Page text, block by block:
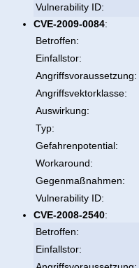
Vulnerability ID:
CVE-2009-0084:
Betroffen:
Einfallstor:
Angriffsvoraussetzung:
Angriffsvektorklasse:
Auswirkung:
Typ:
Gefahrenpotential:
Workaround:
Gegenmaßnahmen:
Vulnerability ID:
CVE-2008-2540:
Betroffen:
Einfallstor: